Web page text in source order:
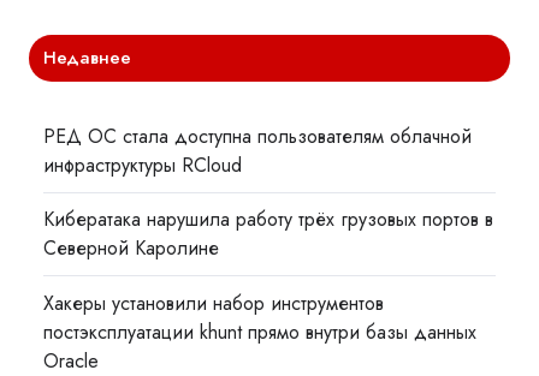
Недавнее
РЕД ОС стала доступна пользователям облачной
инфраструктуры RCloud
Кибератака нарушила работу трёх грузовых портов в
Северной Каролине
Хакеры установили набор инструментов
постэксплуатации khunt прямо внутри базы данных
Oracle